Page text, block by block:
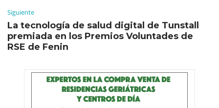
Siguiente
La tecnología de salud digital de Tunstall
premiada en los Premios Voluntades de
RSE de Fenin